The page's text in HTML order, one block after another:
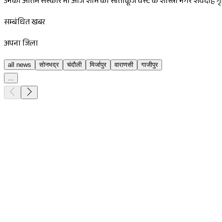
सम्बंधित खबर
अपना जिला
all news सोनभद्र चंदौली मिर्जापुर वाराणसी
गाजीपुर
...